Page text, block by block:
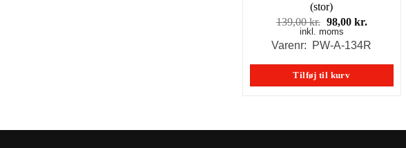
(stor)
139,00kr. Den
oprindelige
pris
139,00 kr..
98,00 kr.Den
pris
98,00 kr..
inkl. moms
Varenr: PW-A-134R
Tilføj til kurv